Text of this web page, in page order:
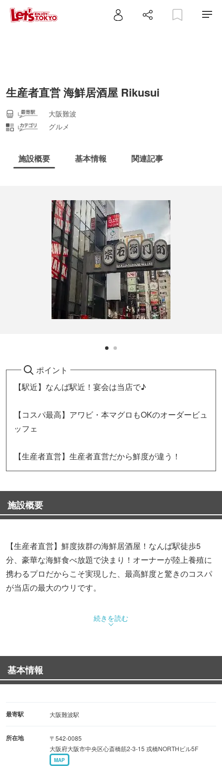
生産者直営 海鮮居酒屋 Rikusui
大阪難波
グルメ
施設概要 基本情報 関連記事
ポイント
【駅近】なんば駅近！宴会は当店で♪
【コスパ最高】アワビ・本マグロもOKのオーダービュ
ッフェ
【生産者直営】生産者直営だから鮮度が違う！
施設概要
【生産者直営】鮮度抜群の海鮮居酒屋！なんば駅徒歩5
分、豪華な海鮮食べ放題で決まり！オーナーが陸上養殖に
携わるプロだからこそ実現した、最高鮮度と驚きのコスパ
が当店の最大のウリです。
**オーダービュッフェで心ゆくまで堪能可能。アワビ・本
マグロも食べ放題のコースもご用意！大人数対応の掘りご
たつ個室もございます。失敗しない宴会はRikusuiへ！
*
続きを読む
基本情報
最寄駅 大阪難波駅
所在地
〒542-0085
大阪府大阪市中央区心斎橋筋2-3-15 戎橋NORTHビル5F
MAP